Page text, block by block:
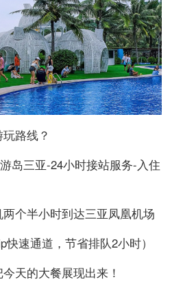
路线？
岛三亚-24小时接站服务-入住
个半小时到达三亚凤凰机场
速通道，节省排队2小时）
天的大餐展现出来！